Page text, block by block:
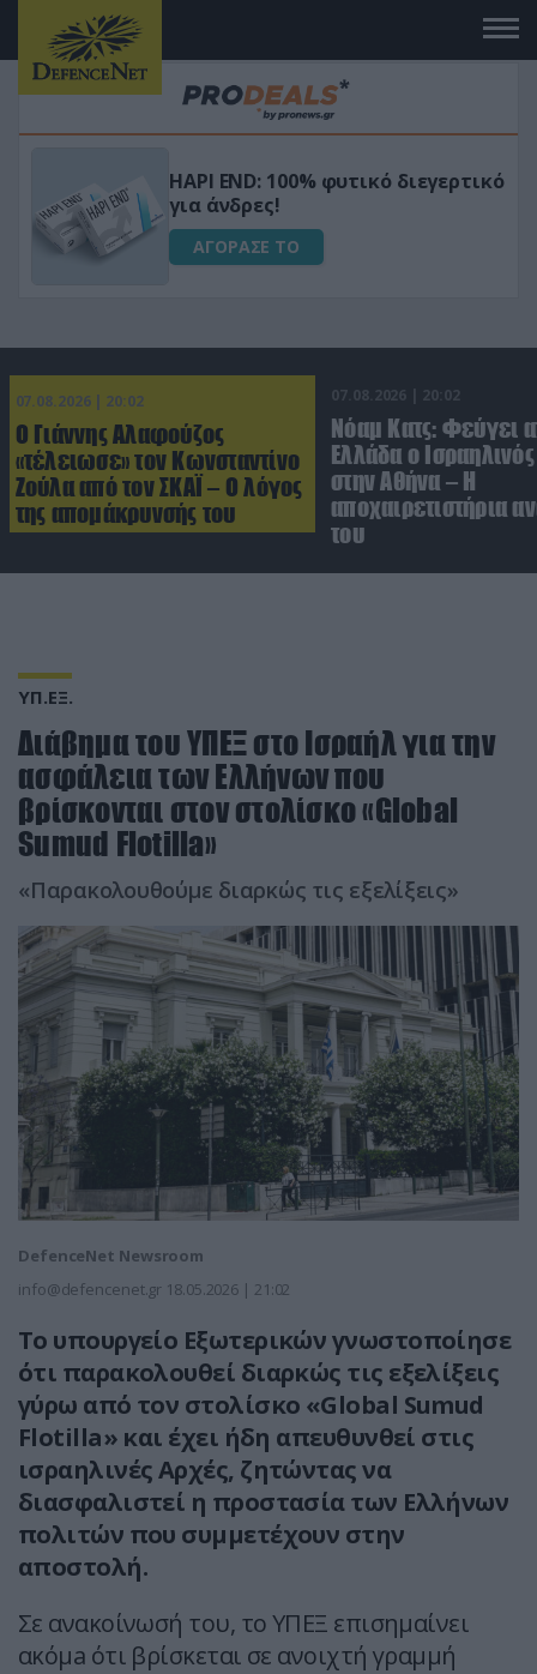
Μεταμόρφωσε τον κήπο σου με το
Ultra Box Μίνι Αλυσοπρίονο με
μπαταρία λιθίου
ΑΓΟΡΑΣΕ ΤΟ
07.08.2026 | 20:02
Ο Γιάννης Αλαφούζος
«τέλειωσε» τον Κωνσταντίνο
Ζούλα από τον ΣΚΑΪ – Ο λόγος
της απομάκρυνσής του
07.08.2026 | 20:02
Νόαμ Κατς: Φεύγει
Ελλάδα ο
στην Αθήνα – Η
αποχαιρετιστήρια
του
ΥΠ.ΕΞ.
Διάβημα του ΥΠΕΞ στο Ισραήλ για την
ασφάλεια των Ελλήνων που
βρίσκονται στον στολίσκο «Global
Sumud Flotilla»
«Παρακολουθούμε διαρκώς τις εξελίξεις»
DefenceNet Newsroom
info@defencenet.gr 18.05.2026 | 21:02
Το υπουργείο Εξωτερικών γνωστοποίησε
ότι παρακολουθεί διαρκώς τις εξελίξεις
γύρω από τον στολίσκο «Global Sumud
Flotilla» και έχει ήδη απευθυνθεί στις
ισραηλινές Αρχές, ζητώντας να
διασφαλιστεί η προστασία των Ελλήνων
πολιτών που συμμετέχουν στην
αποστολή.
Σε ανακοίνωσή του, το ΥΠΕΞ επισημαίνει
ακόμa ότι βρίσκεται σε ανοιχτή γραμμή